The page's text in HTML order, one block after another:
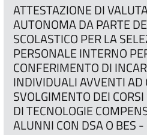
ATTESTAZIONE DI
AUTONOMA DA PARTE
SCOLASTICO PER LA
PERSONALE INTERNO
CONFERIMENTO DI
INDIVIDUALI AVVENTI AD
SVOLGIMENTO DEI
DI TECNOLOGIE
ALUNNI CON DSA O